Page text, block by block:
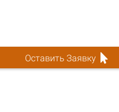
Оставить Заявку